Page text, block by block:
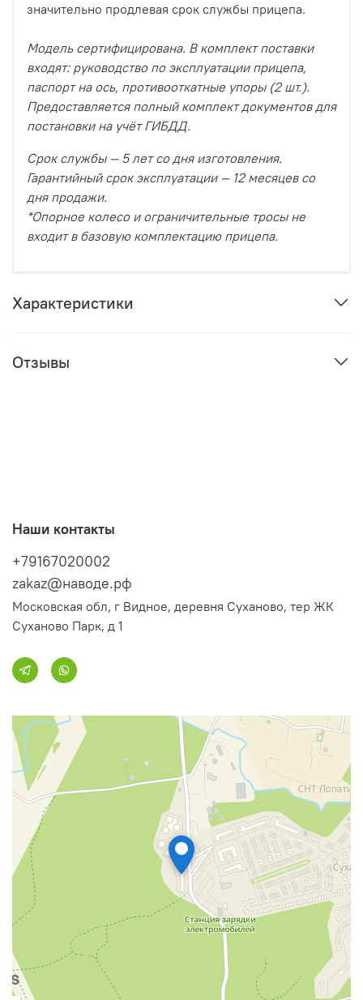
значительно продлевая срок службы прицепа.
Модель сертифицирована. В комплект поставки
входят: руководство по эксплуатации прицепа,
паспорт на ось, противооткатные упоры (2 шт.).
Предоставляется полный комплект документов для
постановки на учёт ГИБДД.
Срок службы — 5 лет со дня изготовления.
Гарантийный срок эксплуатации — 12 месяцев со
дня продажи.
*Опорное колесо и ограничительные тросы не
входит в базовую комплектацию прицепа.
Характеристики
Отзывы
Наши контакты
+79167020002
zakaz@наводе.рф
Московская обл, г Видное, деревня Суханово, тер ЖК
Суханово Парк, д 1